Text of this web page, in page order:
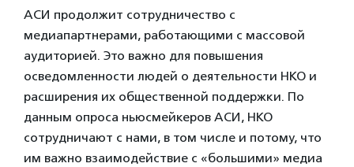
АСИ продолжит сотрудничество с
медиапартнерами, работающими с массовой
аудиторией. Это важно для повышения
осведомленности людей о деятельности НКО и
расширения их общественной поддержки. По
данным опроса ньюсмейкеров АСИ, НКО
сотрудничают с нами, в том числе и потому, что
им важно взаимодействие с «большими» медиа